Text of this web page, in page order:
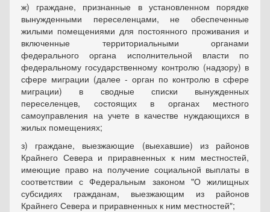
ж) граждане, признанные в установленном порядке
вынужденными переселенцами, не обеспеченные
жилыми помещениями для постоянного проживания и
включенные территориальными органами
федерального органа исполнительной власти по
федеральному государственному контролю (надзору) в
сфере миграции (далее - орган по контролю в сфере
миграции) в сводные списки вынужденных
переселенцев, состоящих в органах местного
самоуправления на учете в качестве нуждающихся в
жилых помещениях;
з) граждане, выезжающие (выехавшие) из районов
Крайнего Севера и приравненных к ним местностей,
имеющие право на получение социальной выплаты в
соответствии с Федеральным законом "О жилищных
субсидиях гражданам, выезжающим из районов
Крайнего Севера и приравненных к ним местностей";